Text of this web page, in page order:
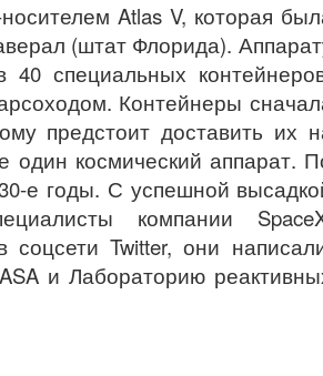
Atlas V, которая
(штат Флорида).
специальных
Контейнеры
предстоит доставить их
космический аппарат.
е годы. С успешной
компании
Twitter, они
и Лабораторию